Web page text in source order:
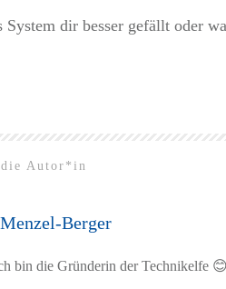
dir besser gefällt oder
Autor*in
Berger
bin die Gründerin der Technikelfe 😊